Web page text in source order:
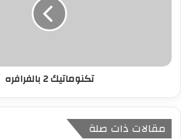
تكنوماتيك 2 بالفرافره
مقالات ذات صلة